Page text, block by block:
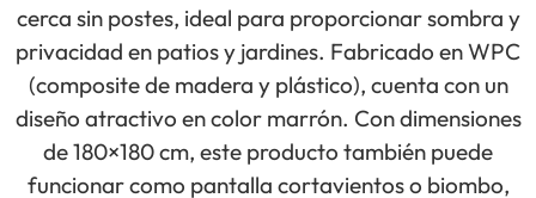
cerca sin postes, ideal para proporcionar sombra y
privacidad en patios y jardines. Fabricado en WPC
(composite de madera y plástico), cuenta con un
diseño atractivo en color marrón. Con dimensiones
de 180×180 cm, este producto también puede
funcionar como pantalla cortavientos o biombo,